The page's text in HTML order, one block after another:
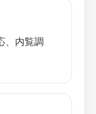
、内覧調